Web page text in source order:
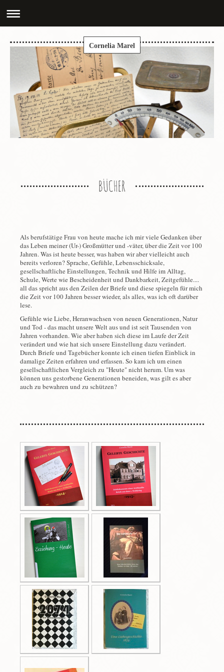
Cornelia Marel
BÜCHER
Als berufstätige Frau von heute mache ich mir viele Gedanken über
das Leben meiner (Ur-) Großmütter und -väter, über die Zeit vor 100
Jahren. Was ist heute besser, was haben wir aber vielleicht auch
bereits verloren? Sprache, Gefühle, Lebensschicksale,
gesellschaftliche Einstellungen, Technik und Hilfe im Alltag,
Schule, Werte wie Bescheidenheit und Dankbarkeit, Zeitgefühle....
all das spricht aus den Zeilen der Briefe und diese spiegeln für mich
die Zeit vor 100 Jahren besser wieder, als alles, was ich oft darüber
lese.
Gefühle wie Liebe, Heranwachsen von neuen Generationen, Natur
und Tod - das macht unsere Welt aus und ist seit Tausenden von
Jahren vorhanden. Wie aber haben sich diese im Laufe der Zeit
verändert und wie hat sich unsere Einstellung dazu verändert.
Durch Briefe und Tagebücher konnte ich einen tiefen Einblick in
damalige Zeiten erfahren und erfassen. So kam ich um einen
gesellschaftlichen Vergleich zu "Heute" nicht herum. Um was
können uns gestorbene Generationen beneiden, was gilt es aber
auch zu bewahren und zu schützen?